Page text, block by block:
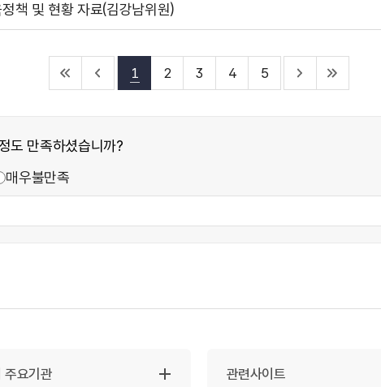
책 및 현황 자료(김강남위원)
1 2 3 4 5
도 만족하셨습니까?
매우불만족
주요기관 관련사이트